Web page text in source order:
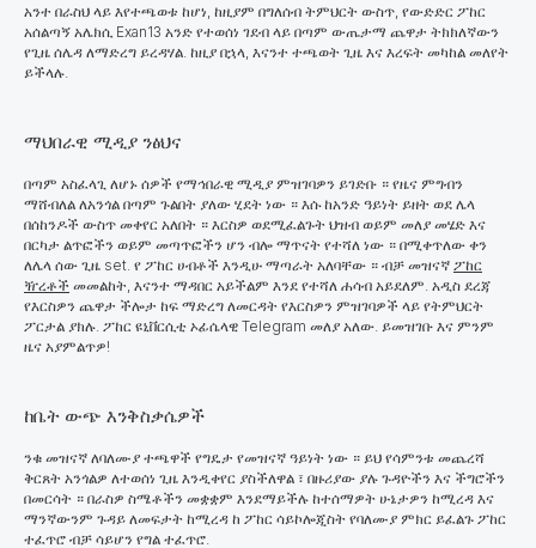
አንተ በራስህ ላይ እየተጫወቱ ከሆነ, ከዚያም በግለሰብ ትምህርት ውስጥ, የውድድር ፖከር
አሰልጣኝ አሌክሲ Exan13 አንድ የተወሰነ ገደብ ላይ በጣም ውጤታማ ጨዋታ ትክክለኛውን
የጊዜ ሰሌዳ ለማድረግ ይረዳሃል. ከዚያ በኋላ, እናንተ ተጫወት ጊዜ እና እረፍት መካከል መለየት
ይችላሉ.
ማህበራዊ ሚዲያ ንፅህና
በጣም አስፈላጊ ለሆኑ ሰዎች የማኅበራዊ ሚዲያ ምዝገባዎን ይገድቡ ። የዜና ምግብን
ማሸብለል ለአንጎል በጣም ጉልበት ያለው ሂደት ነው ። እሱ ከአንድ ዓይነት ይዘት ወደ ሌላ
በሰከንዶች ውስጥ መቀየር አለበት ። እርስዎ ወደሚፈልጉት ህዝብ ወይም መለያ መሄድ እና
በርካታ ልጥፎችን ወይም መጣጥፎችን ሆን ብሎ ማጥናት የተሻለ ነው ። በሚቀጥለው ቀን
ለሌላ ሰው ጊዜ set. የ ፖከር ሀብቶች እንዲሁ ማጣራት አለባቸው ። ብቻ መዝናኛ ፖከር
ዥረቶች መመልከት, እናንተ ማዳበር አይችልም እንደ የተሻለ ሐሳብ አይደለም. አዲስ ደረጃ
የእርስዎን ጨዋታ ችሎታ ከፍ ማድረግ ለመርዳት የእርስዎን ምዝገባዎች ላይ የትምህርት
ፖርታል ያክሉ. ፖከር ዩኒቨርሲቲ ኦፊሴላዊ Telegram መለያ አለው. ይመዝገቡ እና ምንም
ዜና አያምልጥዎ!
ከቤት ውጭ እንቅስቃሴዎች
ንቁ መዝናኛ ለባለሙያ ተጫዋች የግዴታ የመዝናኛ ዓይነት ነው ። ይህ የሳምንቱ መጨረሻ
ቅርጸት አንጎልዎ ለተወሰነ ጊዜ እንዲቀየር ያስችለዋል ፣ በዙሪያው ያሉ ጉዳዮችን እና ችግሮችን
በመርሳት ። በራስዎ ስሜቶችን መቋቋም እንደማይችሉ ከተሰማዎት ሁኔታዎን ከሚረዳ እና
ማንኛውንም ጉዳይ ለመፍታት ከሚረዳ ከ ፖከር ሳይኮሎጂስት የባለሙያ ምክር ይፈልጉ ፖከር
ተፈጥሮ ብቻ ሳይሆን የግል ተፈጥሮ.